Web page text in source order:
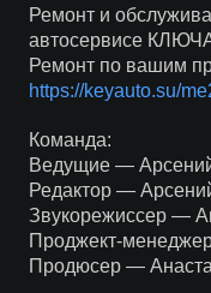
Ремонт и
автосервисе
Ремонт по вашим
https://keyauto.su/
Команда:
Ведущие —
Редактор —
Звукорежиссер —
Проджект-
Продюсер —